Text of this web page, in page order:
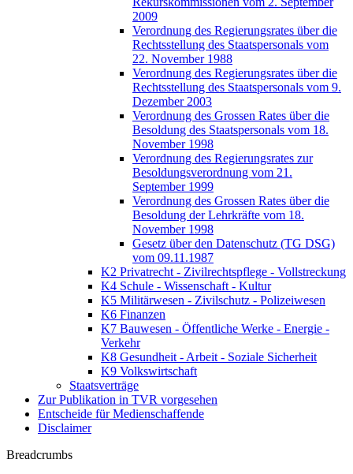
2009
Verordnung des Regierungsrates über die
Rechtsstellung des Staatspersonals vom
22. November 1988
Verordnung des Regierungsrates über die
Rechtsstellung des Staatspersonals vom 9.
Dezember 2003
Verordnung des Grossen Rates über die
Besoldung des Staatspersonals vom 18.
November 1998
Verordnung des Regierungsrates zur
Besoldungsverordnung vom 21.
September 1999
Verordnung des Grossen Rates über die
Besoldung der Lehrkräfte vom 18.
November 1998
Gesetz über den Datenschutz (TG DSG)
vom 09.11.1987
K2 Privatrecht - Zivilrechtspflege - Vollstreckung
K4 Schule - Wissenschaft - Kultur
K5 Militärwesen - Zivilschutz - Polizeiwesen
K6 Finanzen
K7 Bauwesen - Öffentliche Werke - Energie -
Verkehr
K8 Gesundheit - Arbeit - Soziale Sicherheit
K9 Volkswirtschaft
Staatsverträge
Zur Publikation in TVR vorgesehen
Entscheide für Medienschaffende
Disclaimer
Breadcrumbs